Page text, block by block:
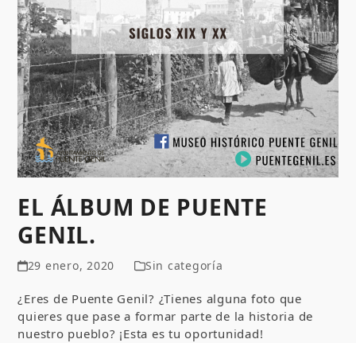
EL ÁLBUM DE PUENTE
GENIL.
29 enero, 2020 Sin categoría
¿Eres de Puente Genil? ¿Tienes alguna foto que
quieres que pase a formar parte de la historia de
nuestro pueblo? ¡Esta es tu oportunidad!